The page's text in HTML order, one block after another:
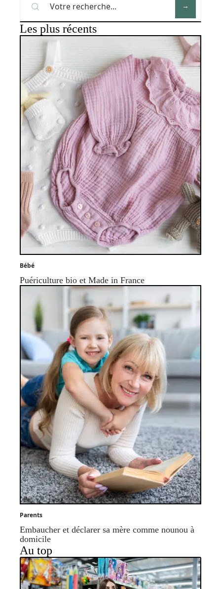
Les plus récents
Bébé
Puériculture bio et Made in France
Parents
Embaucher et déclarer sa mère comme nounou à
domicile
Au top